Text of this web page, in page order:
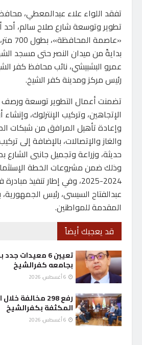
تفقد اللواء علاء عبدالمعطي،
تطوير وتوسعة شارع صلاح سالم،
بدايةً من ميدان النصر حتى مسجد
عمرو البشبيشي، نائب محافظ كفر
رئيس مركز ومدينة كفر الشيخ.
تضمنت أعمال التطوير توسعة ورصف
الإتجاهين، وتركيب الإنترلوك،
وإعادة تأهيل المرافق من شبكات
والغاز والإتصالات، بالإضافة إلى
حديثة، وزراعة وتجميل جانبى الشارع
وذلك ضمن مشروعات الخطة
2024-2025، وفي إطار تنفيذ
عبدالفتاح السيسى، رئيس
المقدمة للمواطنين.
قد يعجبك أيضاً
تعيين 6 معيدات
بجامعه كفرالشيخ
رفع 298 مخالفة
المكثفة بكفرالشيخ